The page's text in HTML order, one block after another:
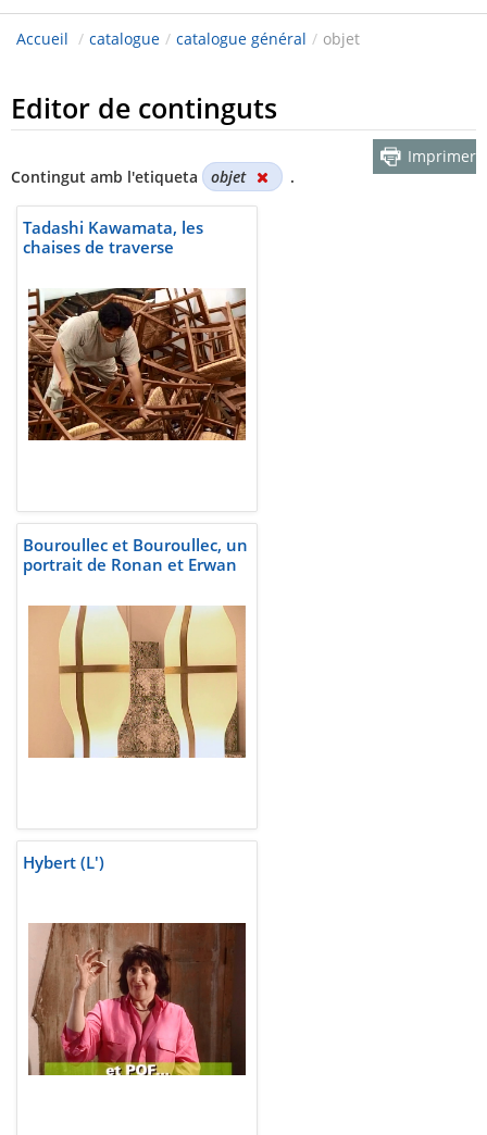
Accueil / catalogue / catalogue général / objet
Editor de continguts
Contingut amb l'etiqueta objet .
Imprimer
Tadashi Kawamata, les
chaises de traverse
Bouroullec et Bouroullec, un
portrait de Ronan et Erwan
Hybert (L')